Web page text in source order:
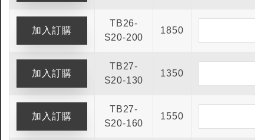
TB26-
S20-200
1850
TB27-
S20-130
1350
TB27-
S20-160
1550